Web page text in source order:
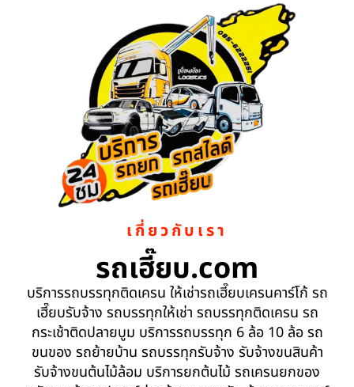
เกี่ยวกับเรา
รถเฮี๊ยบ.com
บริการรถบรรทุกติดเครน ให้เช่ารถเฮี๊ยบเครนคาร์โก้ รถ
เฮี๊ยบรับจ้าง รถบรรทุกให้เช่า รถบรรทุกติดเครน รถ
กระเช้าติดปลายบูม บริการรถบรรทุก 6 ล้อ 10 ล้อ รถ
ขนของ รถย้ายบ้าน รถบรรทุกรับจ้าง รับจ้างขนสินค้า
รับจ้างขนต้นไม้ล้อม บริการยกต้นไม้ รถเครนยกของ